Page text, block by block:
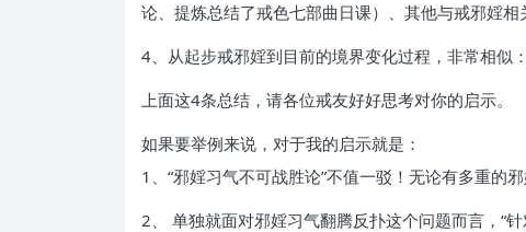
论、提炼总结了戒色七部曲日课）、其他与戒邪婬
4、从起步戒邪婬到目前的境界变化过程，非常相似
上面这4条总结，请各位戒友好好思考对你的启示。
如果要举例来说，对于我的启示就是：
1、“邪婬习气不可战胜论”不值一驳！无论有多重的
2、 单独就面对邪婬习气翻腾反扑这个问题而言，“